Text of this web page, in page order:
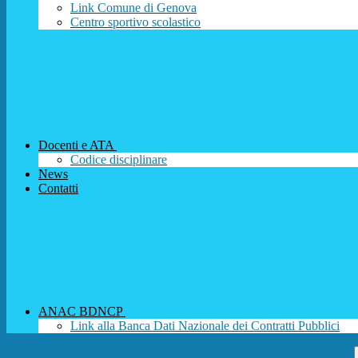
Link Comune di Genova
Centro sportivo scolastico
Docenti e ATA
Codice disciplinare
News
Contatti
ANAC BDNCP
Link alla Banca Dati Nazionale dei Contratti Pubblici